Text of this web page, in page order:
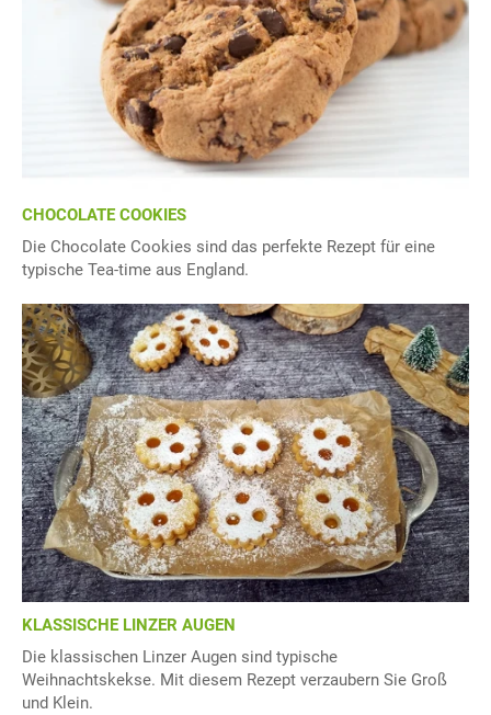
CHOCOLATE COOKIES
Die Chocolate Cookies sind das perfekte Rezept für eine
typische Tea-time aus England.
KLASSISCHE LINZER AUGEN
Die klassischen Linzer Augen sind typische
Weihnachtskekse. Mit diesem Rezept verzaubern Sie Groß
und Klein.